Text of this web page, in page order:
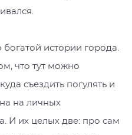
истории города.
что тут можно
съездить погулять и
на личных
И их целых две: про сам